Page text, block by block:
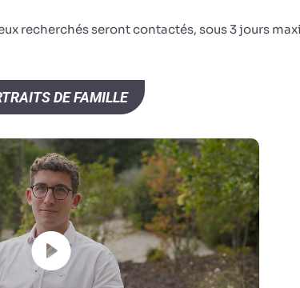
recherchés seront contactés, sous 3 jours
DE FAMILLE